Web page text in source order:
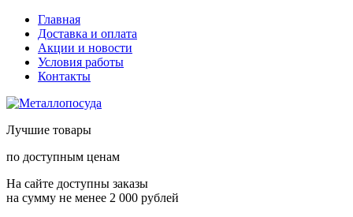
Главная
Доставка и оплата
Акции и новости
Условия работы
Контакты
Лучшие товары
по доступным ценам
На сайте доступны заказы
на сумму не менее 2 000 рублей